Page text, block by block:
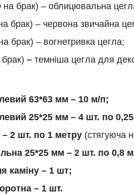
на брак) – облицювальна
брак) – червона звичайна
брак) – вогнетривка цегла;
– темніша цегла для
63*63 мм – 10 м/п;
25*25 мм – 4 шт. по
2 шт. по 1 метру (стягуюча
25*25 мм – 2 шт. по 0,8
каміну – 1 шт;
– 1 шт.